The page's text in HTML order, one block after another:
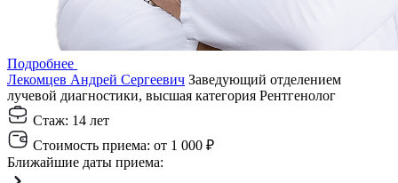
Подробнее
Лекомцев Андрей Сергеевич Заведующий отделением
лучевой диагностики, высшая категория Рентгенолог
Стаж: 14 лет
Стоимость приема: от 1 000 ₽
Ближайшие даты приема: